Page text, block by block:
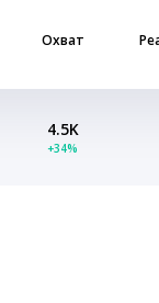
Охват
4.5K
+34%